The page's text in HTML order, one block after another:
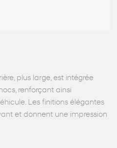
plus large, est intégrée
renforçant ainsi
Les finitions élégantes
et donnent une impression